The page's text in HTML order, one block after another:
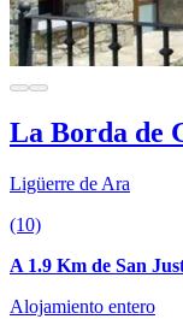
La Borda de
Ligüerre de Ara
(10)
A 1.9 Km de San
Alojamiento entero